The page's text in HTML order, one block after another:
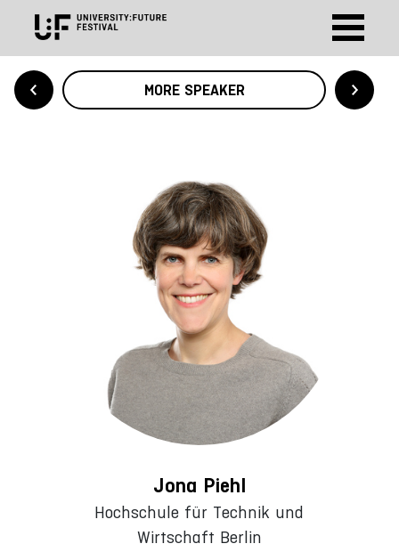
MORE SPEAKER
Jona Piehl
Hochschule für Technik und
Wirtschaft Berlin